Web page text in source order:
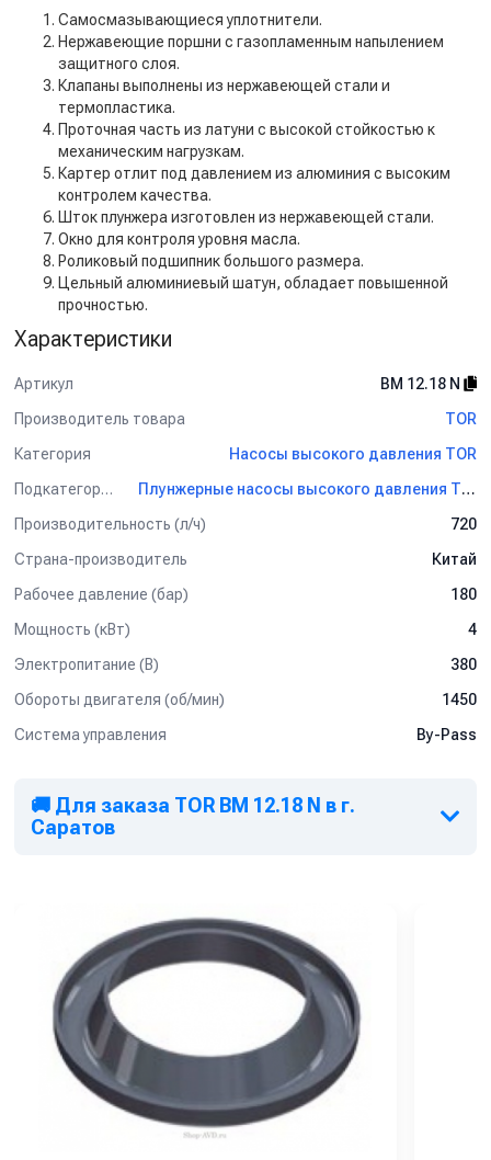
Самосмазывающиеся уплотнители.
Нержавеющие поршни с газопламенным напылением
защитного слоя.
Клапаны выполнены из нержавеющей стали и
термопластика.
Проточная часть из латуни с высокой стойкостью к
механическим нагрузкам.
Картер отлит под давлением из алюминия с высоким
контролем качества.
Шток плунжера изготовлен из нержавеющей стали.
Окно для контроля уровня масла.
Роликовый подшипник большого размера.
Цельный алюминиевый шатун, обладает повышенной
прочностью.
Характеристики
Артикул
BM 12.18 N
Производитель товара
TOR
Категория
Насосы высокого давления TOR
Подкатегория
Плунжерные насосы высокого давления TOR
Производительность (л/ч)
720
Страна-производитель
Китай
Рабочее давление (бар)
180
Мощность (кВт)
4
Электропитание (В)
380
Обороты двигателя (об/мин)
1450
Система управления
By-Pass
🚚 Для заказа TOR BM 12.18 N в г.
Саратов